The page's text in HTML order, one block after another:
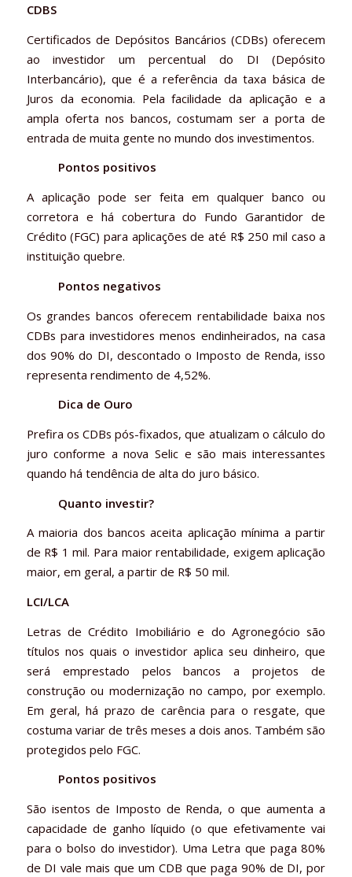
CDBS
Certificados de Depósitos Bancários (CDBs) oferecem
ao investidor um percentual do DI (Depósito
Interbancário), que é a referência da taxa básica de
Juros da economia. Pela facilidade da aplicação e a
ampla oferta nos bancos, costumam ser a porta de
entrada de muita gente no mundo dos investimentos.
Pontos positivos
A aplicação pode ser feita em qualquer banco ou
corretora e há cobertura do Fundo Garantidor de
Crédito (FGC) para aplicações de até R$ 250 mil caso a
instituição quebre.
Pontos negativos
Os grandes bancos oferecem rentabilidade baixa nos
CDBs para investidores menos endinheirados, na casa
dos 90% do DI, descontado o Imposto de Renda, isso
representa rendimento de 4,52%.
Dica de Ouro
Prefira os CDBs pós-fixados, que atualizam o cálculo do
juro conforme a nova Selic e são mais interessantes
quando há tendência de alta do juro básico.
Quanto investir?
A maioria dos bancos aceita aplicação mínima a partir
de R$ 1 mil. Para maior rentabilidade, exigem aplicação
maior, em geral, a partir de R$ 50 mil.
LCI/LCA
Letras de Crédito Imobiliário e do Agronegócio são
títulos nos quais o investidor aplica seu dinheiro, que
será emprestado pelos bancos a projetos de
construção ou modernização no campo, por exemplo.
Em geral, há prazo de carência para o resgate, que
costuma variar de três meses a dois anos. Também são
protegidos pelo FGC.
Pontos positivos
São isentos de Imposto de Renda, o que aumenta a
capacidade de ganho líquido (o que efetivamente vai
para o bolso do investidor). Uma Letra que paga 80%
de DI vale mais que um CDB que paga 90% de DI, por